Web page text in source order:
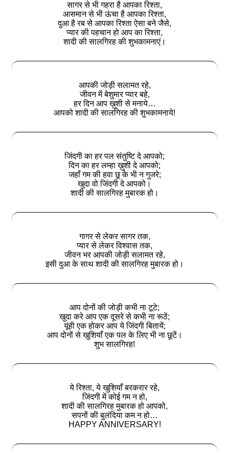
सागर से भी गहरा है आपका रिश्ता,
आसमान से भी ऊंचा है आपका रिश्ता,
दुआ है रब से आपका रिश्ता ऐसा बने जैसे,
प्यार की पहचान हो आप का रिश्ता,
शादी की सालगिरह की शुभकामनाएं।
आपकी जोड़ी सलामत रहे,
जीवन में बेशुमार प्यार बहे,
हर दिन आप ख़ुशी से मनाये…
आपको शादी की सालगिरह की शुभकामनाये!
जिंदगी का हर पल संतुष्टि दे आपको;
दिन का हर लम्हा ख़ुशी दे आपको;
जहाँ गम की हवा छू के भी न गुजरे;
खुदा वो जिंदगी दे आपको।
शादी की सालगिरह मुबारक हो।
गागर से लेकर सागर तक,
प्यार से लेकर विश्वास तक,
जीवन भर आपकी जोड़ी सलामत रहे,
इसी दुआ के साथ शादी की सालगिरह मुबारक हो।
आप दोनों की जोड़ी कभी ना टूटे;
खुदा करे आप एक दूसरे से कभी ना रूठें;
यूंही एक होकर आप ये जिंदगी बितायें;
आप दोनों से खुशियाँ एक पल के लिए भी ना छूटें।
शुभ सालगिरह!
ये रिश्ता, ये खुशियाँ बरकरार रहे,
जिंदगी में कोई गम न हो,
शादी की सालगिरह मुबारक हो आपको,
सपनों की बुलंदिया कम न हो…
HAPPY ANNIVERSARY!